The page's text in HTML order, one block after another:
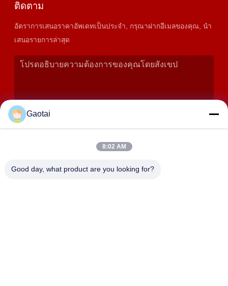
ติดตาม
อัตราการเสนอราคาอัพเดทเป็นประจํา, กรุณาฝากอีเมลของคุณ, นํา
เสนอรายการล่าสุด
Gaotai
8:02 AM
Good day, what product are you looking for?